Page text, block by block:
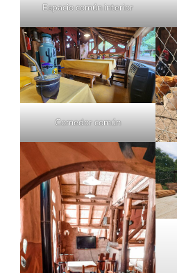
Espacio común interior
Comedor común